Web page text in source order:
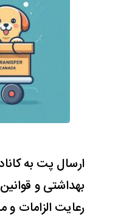
ارسال پت به
بهداشتی و
رعایت الزامات